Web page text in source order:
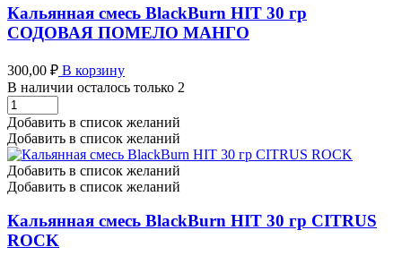
Кальянная смесь BlackBurn HIT 30 гр
СОДОВАЯ ПОМЕЛО МАНГО
300,00 ₽ В корзину
В наличии осталось только 2
Кальянная
смесь
BlackBurn
HIT
30
гр
СОДОВАЯ
ПОМЕЛО
МАНГО
количество
Добавить в список желаний
Добавить в список желаний
Добавить в список желаний
Добавить в список желаний
Кальянная смесь BlackBurn HIT 30 гр CITRUS
ROCK